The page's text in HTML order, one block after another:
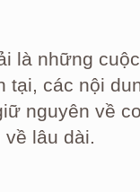
là những
tại, các nội
nguyên về
lâu dài.